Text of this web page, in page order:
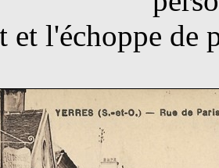
et l'échoppe de